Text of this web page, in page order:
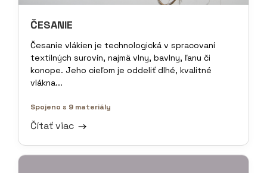
ČESANIE
Česanie vlákien je technologická v spracovaní
textilných surovín, najmä vlny, bavlny, ľanu či
konope. Jeho cieľom je oddeliť dlhé, kvalitné
vlákna...
Spojeno s 9 materiály
Čítať viac